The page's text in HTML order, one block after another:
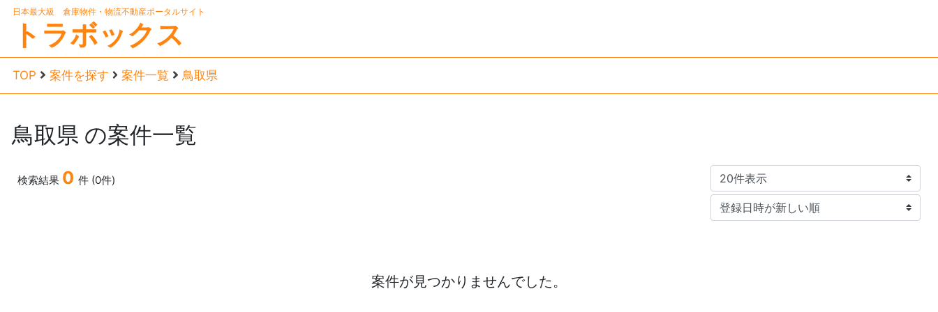
日本最大級 倉庫物件・物流不動産ポータルサイト
トラボックス
TOP 案件を探す 案件一覧 鳥取県
鳥取県 の案件一覧
検索結果 0 件 (0件)
案件が見つかりませんでした。